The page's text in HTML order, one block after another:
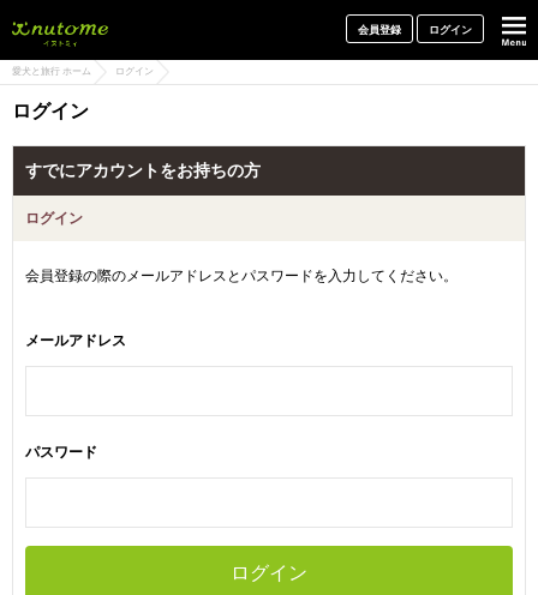
会員登録 ログイン
愛犬と旅行 ホーム ログイン
ログイン
すでにアカウントをお持ちの方
ログイン
会員登録の際のメールアドレスとパスワードを入力してください。
メールアドレス
パスワード